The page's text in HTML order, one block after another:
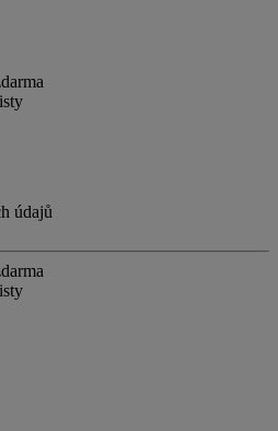
údajů